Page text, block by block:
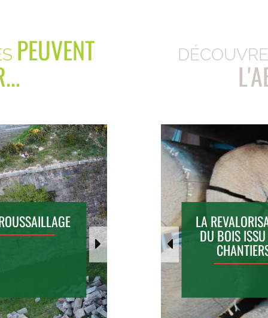
PEUVENT
DESSOUCHAGE
L'ABATTAGE DE
PALMIERS
CHARANÇONNÉS
LA
DU BOIS